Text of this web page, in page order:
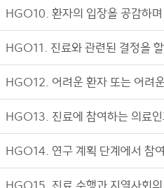
HGO10. 환자의 입장을 공감하
HGO11. 진료와 관련된 결정을
HGO12. 어려운 환자 또는 어려
HGO13. 진료에 참여하는 의료
HGO14. 연구 계획 단계에서 참